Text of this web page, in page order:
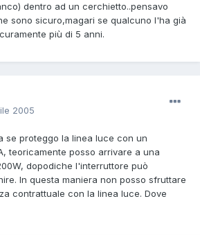
dentro ad un cerchietto..pensavo
sono sicuro,magari se qualcuno l'ha già
più di 5 anni.
2005
se proteggo la linea luce con un
teoricamente posso arrivare a una
dopodiche l'interruttore può
In questa maniera non posso sfruttare
contrattuale con la linea luce. Dove